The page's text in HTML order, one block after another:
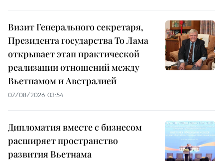
Визит Генерального секретаря,
Президента государства То Лама
открывает этап практической
реализации отношений между
Вьетнамом и Австралией
07/08/2026 03:54
Дипломатия вместе с бизнесом
расширяет пространство
развития Вьетнама